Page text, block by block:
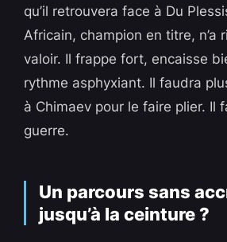
qu’il retrouvera face à Du
Africain, champion en titre, n’a
valoir. Il frappe fort, encaisse
rythme asphyxiant. Il faudra
à Chimaev pour le faire plier. Il
guerre.
Un parcours sans
jusqu’à la ceinture ?